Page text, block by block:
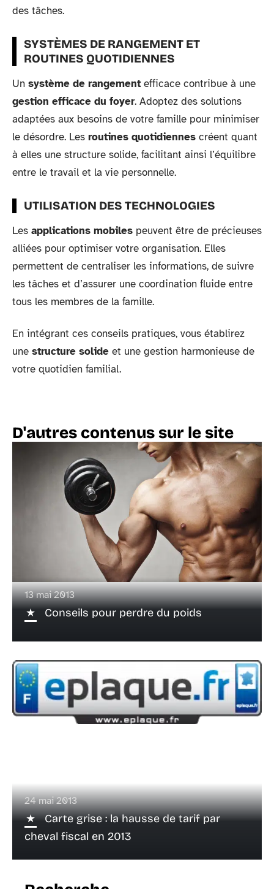
des tâches.
SYSTÈMES DE RANGEMENT ET
ROUTINES QUOTIDIENNES
Un système de rangement efficace contribue à une
gestion efficace du foyer. Adoptez des solutions
adaptées aux besoins de votre famille pour minimiser
le désordre. Les routines quotidiennes créent quant
à elles une structure solide, facilitant ainsi l’équilibre
entre le travail et la vie personnelle.
UTILISATION DES TECHNOLOGIES
Les applications mobiles peuvent être de précieuses
alliées pour optimiser votre organisation. Elles
permettent de centraliser les informations, de suivre
les tâches et d’assurer une coordination fluide entre
tous les membres de la famille.
En intégrant ces conseils pratiques, vous établirez
une structure solide et une gestion harmonieuse de
votre quotidien familial.
D'autres contenus sur le site
13 mai 2013
Conseils pour perdre du poids
24 mai 2013
Carte grise : la hausse de tarif par
cheval fiscal en 2013